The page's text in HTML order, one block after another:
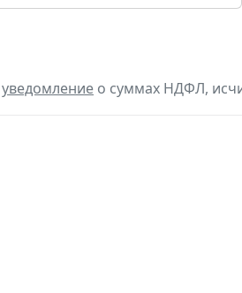
уведомление о суммах НДФЛ,